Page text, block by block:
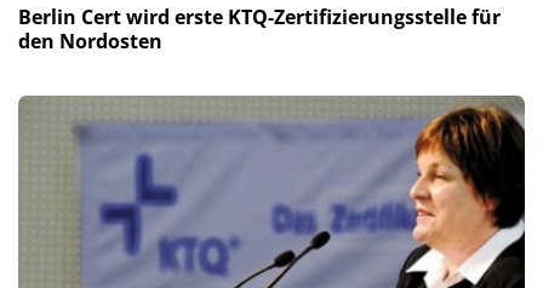
Berlin Cert wird erste KTQ-Zertifizierungsstelle für
den Nordosten